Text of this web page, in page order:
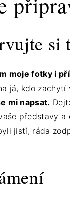
si
moje fotky i
já, kdo zachytí
mi napsat.
představy a
jistí, ráda